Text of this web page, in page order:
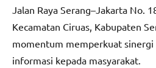
Jalan Raya Serang–Jakarta No.
Kecamatan Ciruas, Kabupaten
momentum memperkuat sinergi
informasi kepada masyarakat.